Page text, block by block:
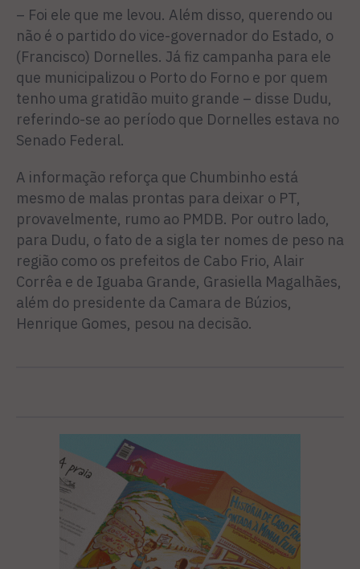
– Foi ele que me levou. Além disso, querendo ou
não é o par­tido do vice-governador do Es­tado, o
(Francisco) Dornelles. Já fiz campanha para ele
que muni­cipalizou o Porto do Forno e por quem
tenho uma gratidão muito grande – disse Dudu,
referindo-se ao período que Dornelles es­tava no
Senado Federal.
A informação reforça que Chumbinho está
mesmo de malas prontas para deixar o PT,
provavelmente, rumo ao PMDB. Por outro lado,
para Dudu, o fato de a sigla ter no­mes de peso na
região como os prefeitos de Cabo Frio, Alair
Corrêa e de Iguaba Grande, Grasiella Magalhães,
além do presidente da Camara de Bú­zios,
Henrique Gomes, pesou na decisão.